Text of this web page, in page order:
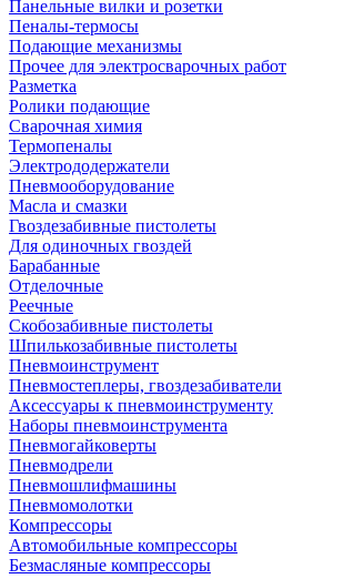
Панельные вилки и розетки
Пеналы-термосы
Подающие механизмы
Прочее для электросварочных работ
Разметка
Ролики подающие
Сварочная химия
Термопеналы
Электрододержатели
Пневмооборудование
Масла и смазки
Гвоздезабивные пистолеты
Для одиночных гвоздей
Барабанные
Отделочные
Реечные
Скобозабивные пистолеты
Шпилькозабивные пистолеты
Пневмоинструмент
Пневмостеплеры, гвоздезабиватели
Аксессуары к пневмоинструменту
Наборы пневмоинструмента
Пневмогайковерты
Пневмодрели
Пневмошлифмашины
Пневмомолотки
Компрессоры
Автомобильные компрессоры
Безмасляные компрессоры